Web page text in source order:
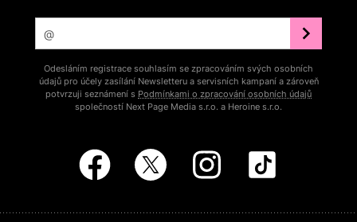
Odesláním registrace souhlasím se zpracováním svých osobních
údajů pro účely zasílání Newsletteru a servisních kampaní a zároveň
potvrzuji seznámení s Podmínkami o zpracování osobních údajů
společností Next Page Media s.r.o. a Heroine s.r.o.